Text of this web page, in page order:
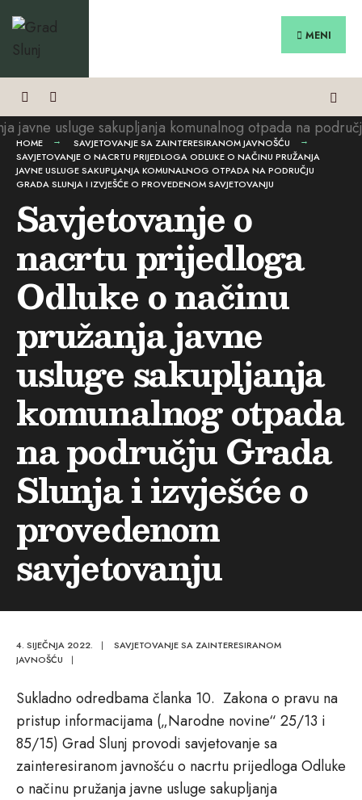
Preskoči
na
sadržaj
MENI
HOME
SAVJETOVANJE SA ZAINTERESIRANOM JAVNOŠĆU
SAVJETOVANJE O NACRTU PRIJEDLOGA ODLUKE O NAČINU PRUŽANJA
JAVNE USLUGE SAKUPLJANJA KOMUNALNOG OTPADA NA PODRUČJU
GRADA SLUNJA I IZVJEŠĆE O PROVEDENOM SAVJETOVANJU
Savjetovanje o
nacrtu prijedloga
Odluke o načinu
pružanja javne
usluge sakupljanja
komunalnog otpada
na području Grada
Slunja i izvješće o
provedenom
savjetovanju
4. SIJEČNJA 2022. |
SAVJETOVANJE SA ZAINTERESIRANOM
JAVNOŠĆU
|
Sukladno odredbama članka 10. Zakona o pravu na
pristup informacijama („Narodne novine“ 25/13 i
85/15) Grad Slunj provodi savjetovanje sa
zainteresiranom javnošću o nacrtu prijedloga Odluke
o načinu pružanja javne usluge sakupljanja
for: